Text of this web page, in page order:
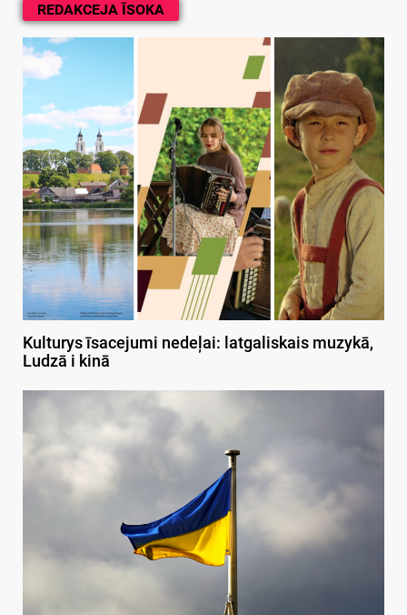
REDAKCEJA ĪSOKA
Kulturys īsacejumi nedeļai: latgaliskais muzykā,
Ludzā i kinā